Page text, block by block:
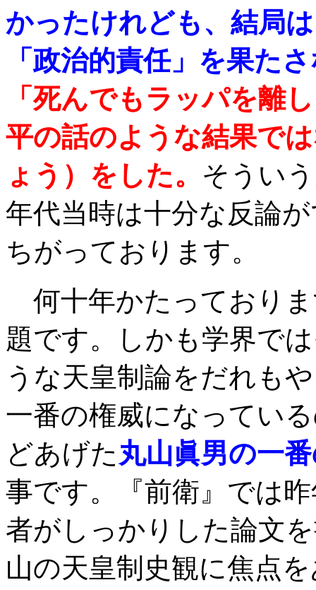
かったけれども、結局
「政治的責任」を果た
「死んでもラッパを離
平の話のような結果で
ょう）をした。 そうい
年代当時は十分な反論
ちがっております。
何十年かたっており
題です。しかも学界で
うな天皇制論をだれも
一番の権威になってい
どあげた 丸山眞男の一
事です。『前衛』では
者がしっかりした論文
山の天皇制史観に焦点